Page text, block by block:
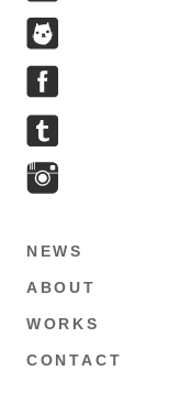
NEWS
ABOUT
WORKS
CONTACT